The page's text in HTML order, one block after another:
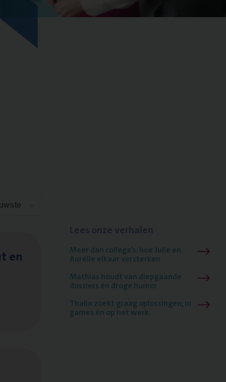
en Meer dan collega’s: hoe Julie en
Aurélie elkaar versterken
Mathias houdt van diepgaande
dossiers én droge humor
Thalia zoekt graag oplossingen, in
games én op het werk